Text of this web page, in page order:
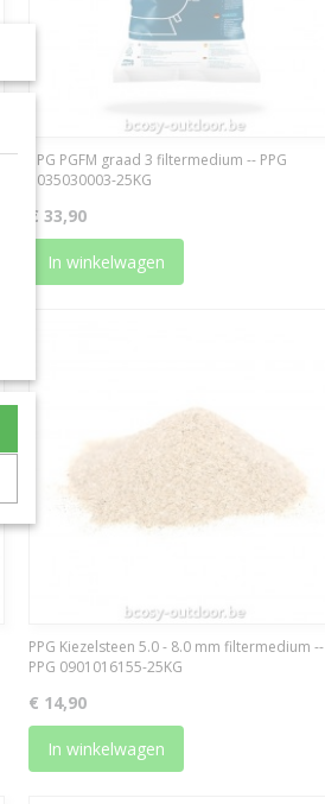
PPG PGFM graad 3 filtermedium -- PPG
3035030003-25KG
€ 33,90
In winkelwagen
PPG Kiezelsteen 5.0 - 8.0 mm filtermedium --
PPG 0901016155-25KG
€ 14,90
In winkelwagen